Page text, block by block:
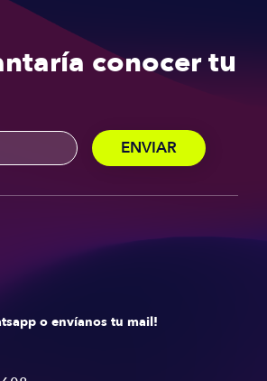
conocer tu
o envíanos tu mail!